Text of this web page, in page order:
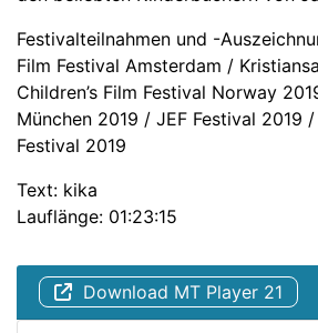
Festivalteilnahmen und -
Film Festival Amsterdam /​
Children’s Film Festival Norway
München 2019 /​ JEF Festival 2019
Festival 2019
Text: kika
Lauflänge: 01:23:15
Download MT Player 21